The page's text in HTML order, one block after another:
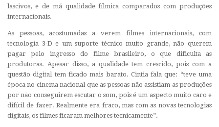
lascivos, e de má qualidade fílmica comparados com produções
internacionais.
As pessoas, acostumadas a verem filmes internacionais, com
tecnologia 3-D e um suporte técnico muito grande, não querem
pagar pelo ingresso do filme brasileiro, o que dificulta as
produtoras. Apesar disso, a qualidade tem crescido, pois com a
questão digital tem ficado mais barato. Cintia fala que: “teve uma
época no cinema nacional que as pessoas não assistiam as produções
por não conseguirem escutar o som, pois é um aspecto muito caro e
difícil de fazer. Realmente era fraco, mas com as novas tecnologias
digitais, os filmes ficaram melhores tecnicamente”.